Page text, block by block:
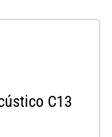
C13